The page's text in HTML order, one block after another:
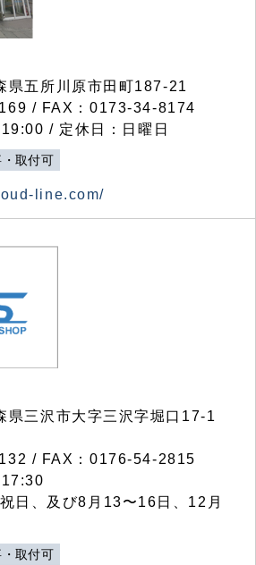
五所川原市田町187-21
/ FAX：0173-34-8174
/ 定休日：日曜日
・取付可
line.com/
三沢市大字三沢字堀口17-1
/ FAX：0176-54-2815
日、及び8月13〜16日、12月
・取付可